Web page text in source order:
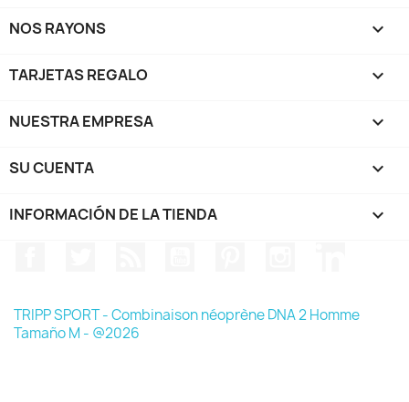
NOS RAYONS 
TARJETAS REGALO 
NUESTRA EMPRESA 
SU CUENTA 
INFORMACIÓN DE LA TIENDA keyboard_arrow_down
TRIPP SPORT - Combinaison néoprène DNA 2 Homme
Tamaño M - @2026